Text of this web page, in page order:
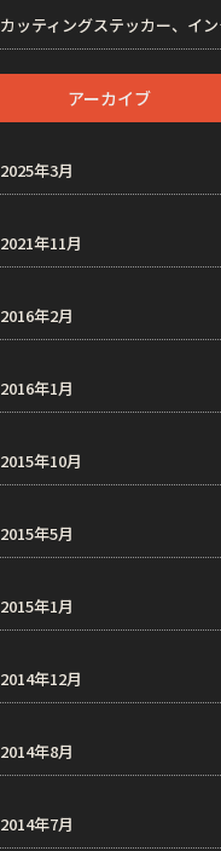
アーカイブ
2025年3月
2021年11月
2016年2月
2016年1月
2015年10月
2015年5月
2015年1月
2014年12月
2014年8月
2014年7月